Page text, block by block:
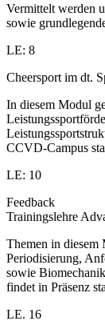
Vermittelt werden
sowie
LE: 8
Cheersport im dt.
In diesem Modul
CCVD-Campus
LE: 10
Feedback
Trainingslehre
Themen in diesem
Periodisierung,
sowie
findet in Präsenz
LE. 16